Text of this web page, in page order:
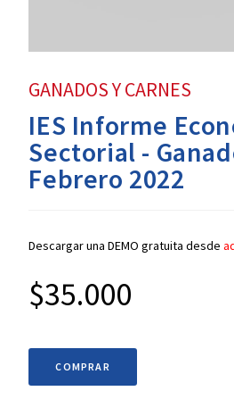
GANADOS Y CARNES
IES Informe
Sectorial -
Febrero 2022
Descargar una DEMO gratuita desde
$35.000
COMPRAR